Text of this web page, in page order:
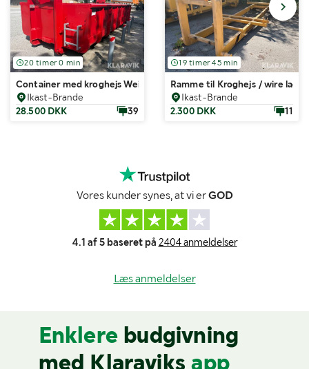
20 timer 0 min
Container med kroghejs Weiscon AB size 14
Ikast-Brande
28.500 DKK
39
19 timer 45 min
Ramme til Kroghejs / wire lad
Ikast-Brande
2.300 DKK
11
Vores kunder synes, at vi erGOD
4.1 af 5 baseret på 2404 anmeldelser
Læs anmeldelser
Enklere budgivning
med Klaraviks app